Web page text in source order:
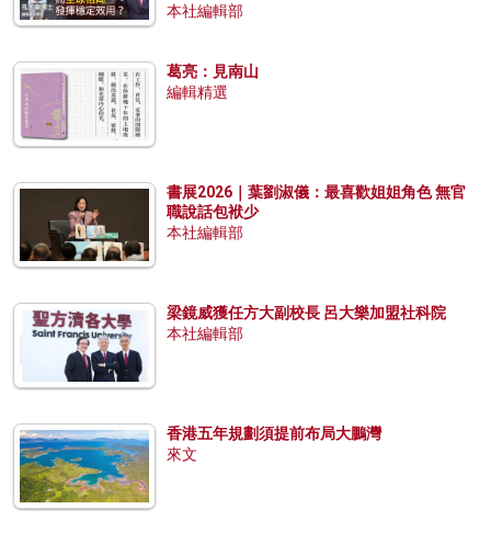
本社編輯部
葛亮：見南山
編輯精選
書展2026｜葉劉淑儀：最喜歡姐姐角色 無官
職說話包袱少
本社編輯部
梁鏡威獲任方大副校長 呂大樂加盟社科院
本社編輯部
香港五年規劃須提前布局大鵬灣
來文